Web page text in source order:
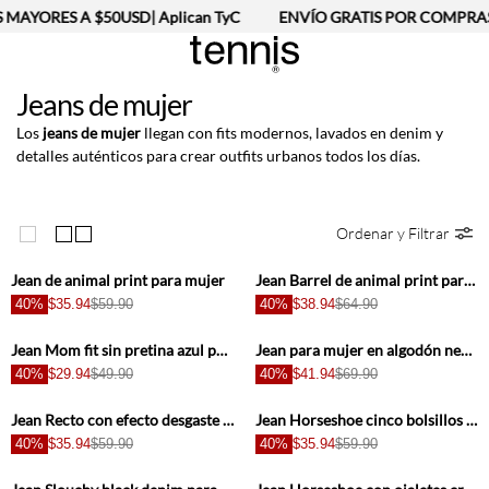
A $50USD| Aplican TyC ENVÍO GRATIS POR COMPRAS
Jeans de mujer
Los jeans de mujer llegan con fits modernos, lavados en denim y
detalles auténticos para crear outfits urbanos todos los días.
Ordenar y Filtrar
Jean de animal print para mujer
40% $35.94$59.90
Jean Barrel de animal print para mujer
40% $38.94$64.90
+
Jean Mom fit sin pretina azul para mujer
40% $29.94$49.90
Jean para mujer en algodón negro relajado horseshoe
40% $41.94$69.90
Jean Recto con efecto desgaste para mujer
40% $35.94$59.90
Jean Horseshoe cinco bolsillos azul para mujer
40% $35.94$59.90